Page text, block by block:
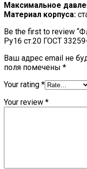
Максимальное
Материал корпуса:
Be the first to review
Ру16 ст.20 ГОСТ
Ваш адрес email не
поля помечены *
Your rating *
Your review *